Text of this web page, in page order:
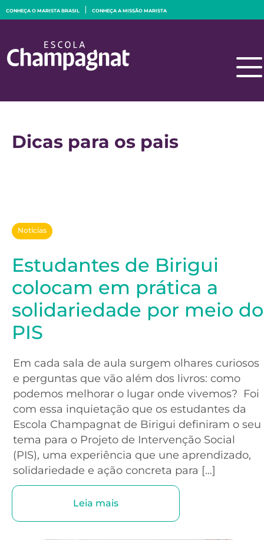
CONHEÇA O MARISTA BRASIL CONHEÇA A MISSÃO MARISTA
Dicas para os pais
Notícias
Estudantes de Birigui
colocam em prática a
solidariedade por meio do
PIS
Em cada sala de aula surgem olhares curiosos
e perguntas que vão além dos livros: como
podemos melhorar o lugar onde vivemos? Foi
com essa inquietação que os estudantes da
Escola Champagnat de Birigui definiram o seu
tema para o Projeto de Intervenção Social
(PIS), uma experiência que une aprendizado,
solidariedade e ação concreta para […]
Leia mais